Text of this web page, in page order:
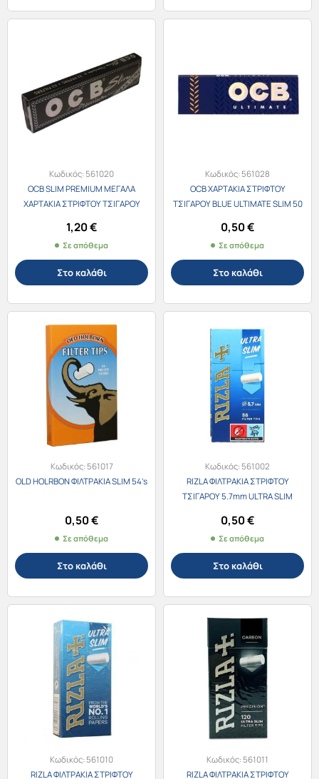
Κωδικός:561020
OCB SLIM PREMIUM ΜΕΓΑΛΑ
ΧΑΡΤΑΚΙΑ ΣΤΡΙΦΤΟΥ ΤΣΙΓΑΡΟΥ
1,20€
Σε απόθεμα
Στο καλάθι
Κωδικός:561028
OCB ΧΑΡΤΑΚΙΑ ΣΤΡΙΦΤΟΥ
ΤΣΙΓΑΡΟΥ BLUE ULTIMATE SLIM 50
0,50€
Σε απόθεμα
Στο καλάθι
Κωδικός:561017
OLD HOLRBON ΦΙΛΤΡΑΚΙΑ SLIM 54’s
0,50€
Σε απόθεμα
Στο καλάθι
Κωδικός:561002
RIZLA ΦΙΛΤΡΑΚΙΑ ΣΤΡΙΦΤΟΥ
ΤΣΙΓΑΡΟΥ 5.7mm ULTRA SLIM
0,50€
Σε απόθεμα
Στο καλάθι
Κωδικός:561010
RIZLA ΦΙΛΤΡΑΚΙΑ ΣΤΡΙΦΤΟΥ
Κωδικός:561011
RIZLA ΦΙΛΤΡΑΚΙΑ ΣΤΡΙΦΤΟΥ